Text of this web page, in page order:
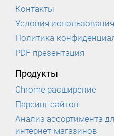
Контакты
Условия использования
Политика
PDF презентация
Продукты
Chrome расширение
Парсинг сайтов
Анализ ассортимента
интернет-магазинов